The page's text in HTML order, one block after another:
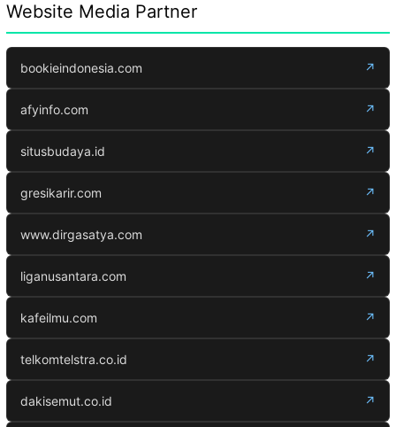
Website Media Partner
bookieindonesia.com ↗
afyinfo.com ↗
situsbudaya.id ↗
gresikarir.com ↗
www.dirgasatya.com ↗
liganusantara.com ↗
kafeilmu.com ↗
telkomtelstra.co.id ↗
dakisemut.co.id ↗